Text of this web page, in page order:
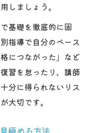
しましょう。
基礎を徹底的に固
指導で自分のペース
につながった」など
習を怠ったり、講師
分に得られないリス
大切です。